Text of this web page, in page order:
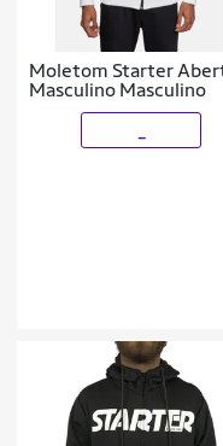
Moletom Starter
Masculino Masculino